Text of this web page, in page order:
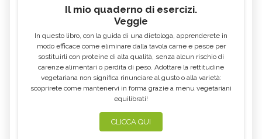
Il mio quaderno di esercizi.
Veggie
In questo libro, con la guida di una dietologa, apprenderete in
modo efficace come eliminare dalla tavola carne e pesce per
sostituirli con proteine di alta qualità, senza alcun rischio di
carenze alimentari o perdita di peso. Adottare la rettitudine
vegetariana non significa rinunciare al gusto o alla varietà:
scoprirete come mantenervi in forma grazie a menu vegetariani
equilibrati!
CLICCA QUI